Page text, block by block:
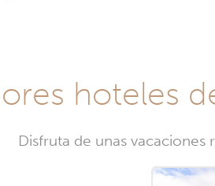
hoteles
Disfruta de unas